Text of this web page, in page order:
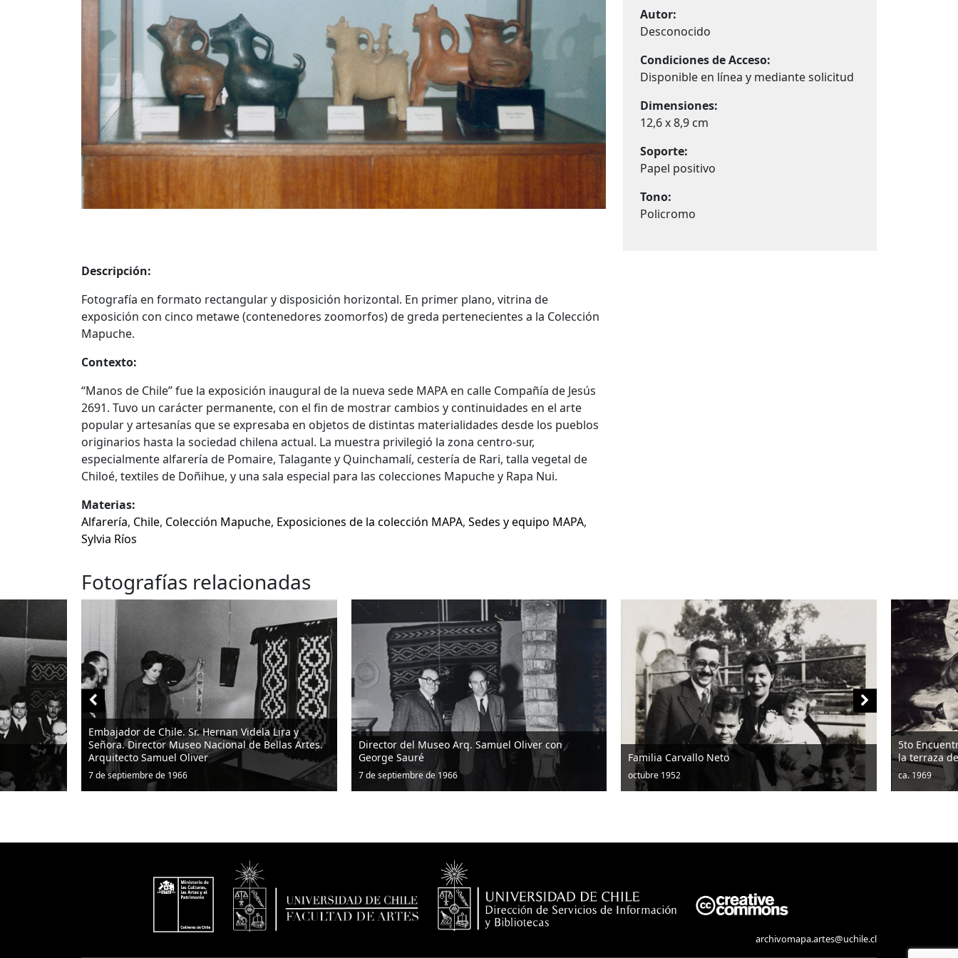
Autor:
Desconocido
Condiciones de Acceso:
Disponible en línea y mediante solicitud
Dimensiones:
12,6 x 8,9 cm
Soporte:
Papel positivo
Tono:
Policromo
Descripción:
Fotografía en formato rectangular y disposición horizontal. En primer plano, vitrina de
exposición con cinco metawe (contenedores zoomorfos) de greda pertenecientes a la Colección
Mapuche.
Contexto:
“Manos de Chile” fue la exposición inaugural de la nueva sede MAPA en calle Compañía de Jesús
2691. Tuvo un carácter permanente, con el fin de mostrar cambios y continuidades en el arte
popular y artesanías que se expresaba en objetos de distintas materialidades desde los pueblos
originarios hasta la sociedad chilena actual. La muestra privilegió la zona centro-sur,
especialmente alfarería de Pomaire, Talagante y Quinchamalí, cestería de Rari, talla vegetal de
Chiloé, textiles de Doñihue, y una sala especial para las colecciones Mapuche y Rapa Nui.
Materias:
Alfarería, Chile, Colección Mapuche, Exposiciones de la colección MAPA, Sedes y equipo MAPA,
Sylvia Ríos
Fotografías relacionadas
Videla Lira y
de Bellas Artes.
Director del Museo Arq. Samuel Oliver con
George Sauré
7 de septiembre de 1966
Familia Carvallo Neto
octubre 1952
5to Encuentro entre Niños y Artistas efectuado en
la terraza del Museo de Arte Popular Americano
archivomapa.artes@uchile.cl